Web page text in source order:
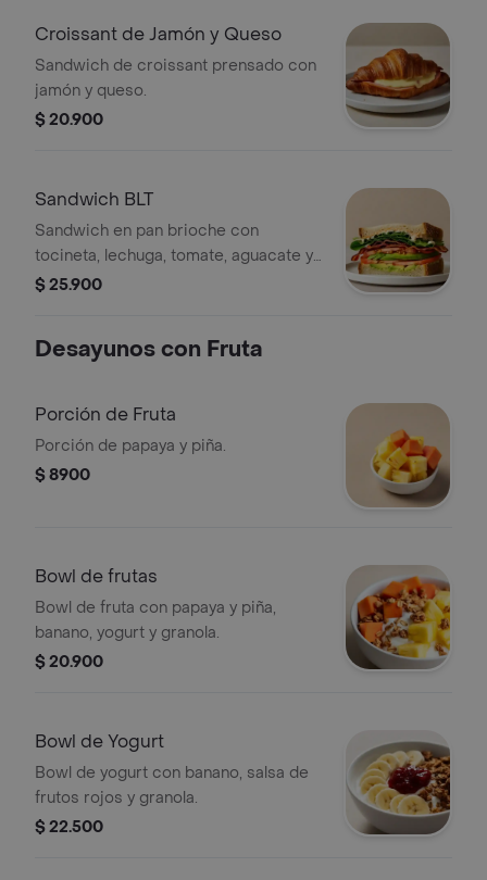
Croissant de Jamón y Queso
Sandwich de croissant prensado con
jamón y queso.
$ 20.900
Sandwich BLT
Sandwich en pan brioche con
tocineta, lechuga, tomate, aguacate y
mayonesa picante.
$ 25.900
Desayunos con Fruta
Porción de Fruta
Porción de papaya y piña.
$ 8900
Bowl de frutas
Bowl de fruta con papaya y piña,
banano, yogurt y granola.
$ 20.900
Bowl de Yogurt
Bowl de yogurt con banano, salsa de
frutos rojos y granola.
$ 22.500